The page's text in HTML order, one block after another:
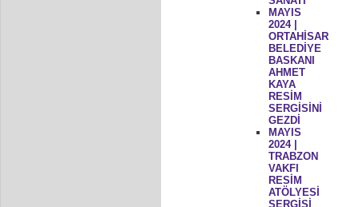
MAYIS
2024 |
ORTAHİSAR
BELEDİYE
BASKANI
AHMET
KAYA
RESİM
SERGİSİNİ
GEZDİ
MAYIS
2024 |
TRABZON
VAKFI
RESİM
ATÖLYESİ
SERGİSİ